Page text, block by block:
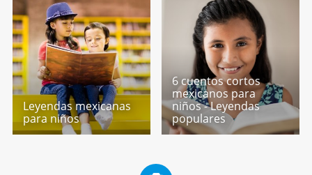
Leyendas mexicanas
para niños
6 cuentos cortos
mexicanos para
niños - Leyendas
populares